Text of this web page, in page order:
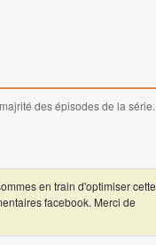
des épisodes de la série.
en train d'optimiser cette
facebook. Merci de